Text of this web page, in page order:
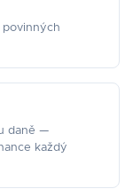
povinných
daně —
každý